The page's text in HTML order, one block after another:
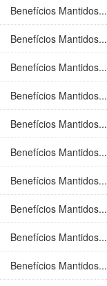
Benefícios Mantidos...
Benefícios Mantidos...
Benefícios Mantidos...
Benefícios Mantidos...
Benefícios Mantidos...
Benefícios Mantidos...
Benefícios Mantidos...
Benefícios Mantidos...
Benefícios Mantidos...
Benefícios Mantidos...